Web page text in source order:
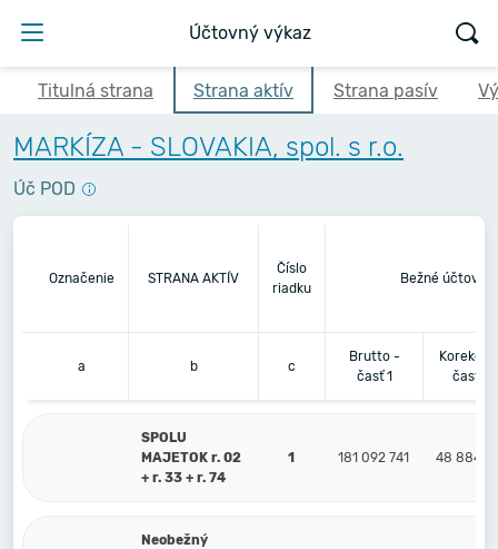
Účtovný výkaz
Titulná strana Strana aktív Strana pasív
MARKÍZA - SLOVAKIA, spol. s r.o.
Úč POD
Označenie STRANA AKTÍV
Číslo
riadku
Bežné účtovné
a b c
Brutto -
časť 1
Korekcia
časť 2
SPOLU
MAJETOK r. 02
+ r. 33 + r. 74
1 181 092 741 48 884
Neobežný